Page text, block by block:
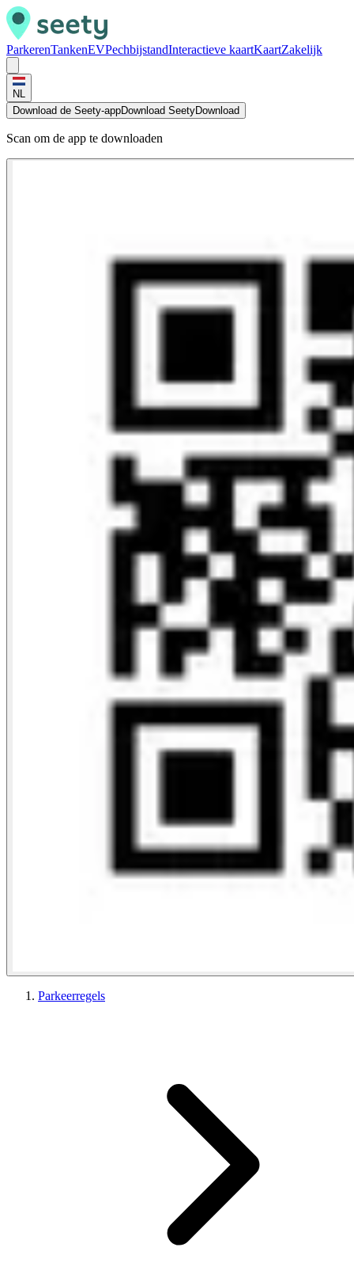
ParkerenTankenEVPechbijstandInteractieve kaartKaartZakelijk
NL
Download de Seety-appDownload SeetyDownload
Scan om de app te downloaden
Parkeerregels